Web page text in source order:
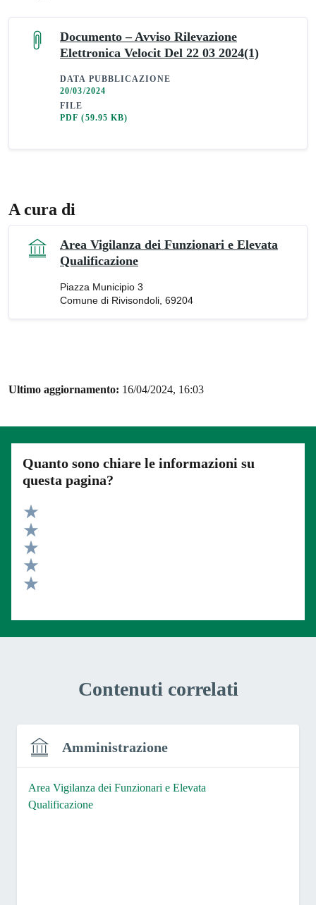
Documento – Avviso Rilevazione
Elettronica Velocit Del 22 03 2024(1)
DATA PUBBLICAZIONE
20/03/2024
FILE
PDF(59.95 KB)
A cura di
Area Vigilanza dei Funzionari e Elevata
Qualificazione
Piazza Municipio 3
Comune di Rivisondoli, 69204
Ultimo aggiornamento: 16/04/2024, 16:03
Quanto sono chiare le informazioni su
questa pagina?
Valuta 5 stelle su 5
Valuta 4 stelle su 5
Valuta 3 stelle su 5
Valuta 2 stelle su 5
Contenuti correlati
Amministrazione
Area Vigilanza dei Funzionari e Elevata
Qualificazione